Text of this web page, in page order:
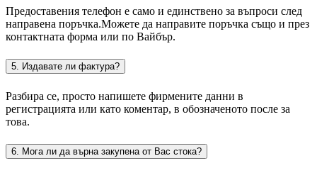
Предоставения телефон е само и единствено за въпроси след
направена поръчка.Можете да направите поръчка също и през
контактната форма или по Вайбър.
5. Издавате ли фактура?
Разбира се, просто напишете фирмените данни в
регистрацията или като коментар, в обозначеното после за
това.
6. Мога ли да върна закупена от Вас стока?